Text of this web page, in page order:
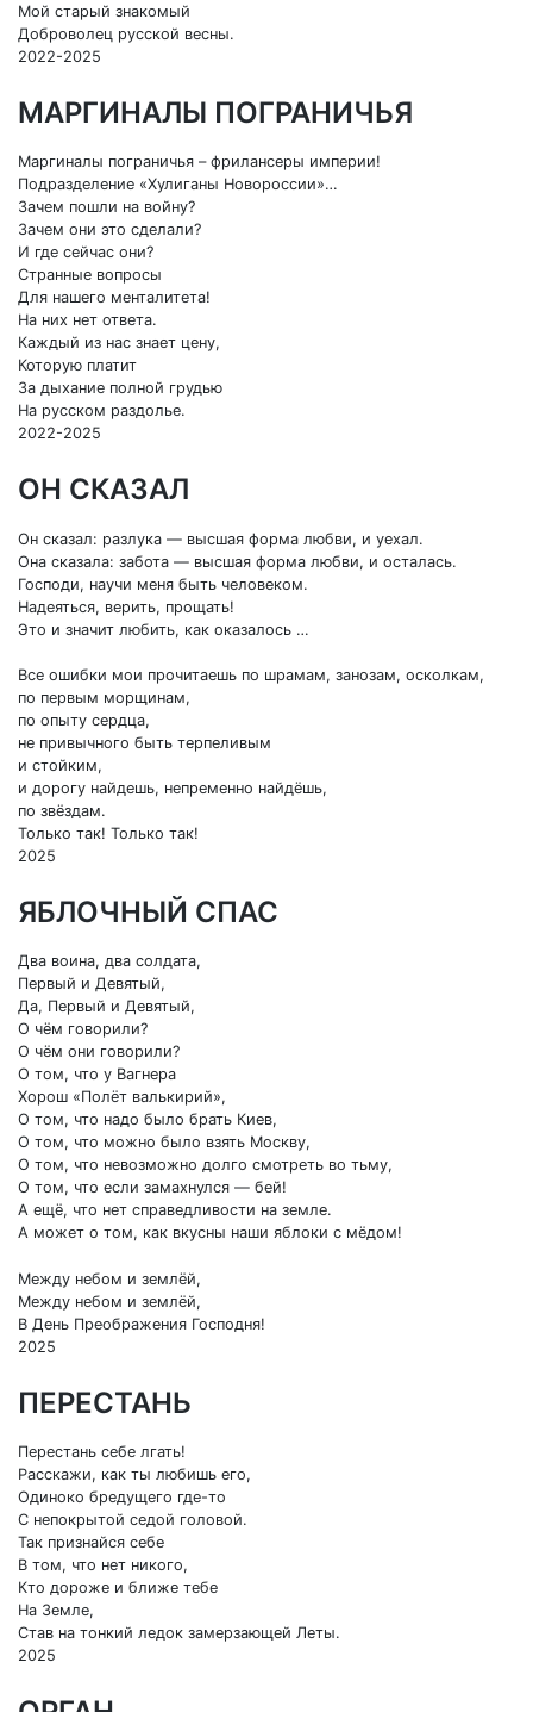
Мой старый знакомый
Доброволец русской весны.
2022-2025
МАРГИНАЛЫ ПОГРАНИЧЬЯ
Маргиналы пограничья – фрилансеры империи!
Подразделение «Хулиганы Новороссии»…
Зачем пошли на войну?
Зачем они это сделали?
И где сейчас они?
Странные вопросы
Для нашего менталитета!
На них нет ответа.
Каждый из нас знает цену,
Которую платит
За дыхание полной грудью
На русском раздолье.
2022-2025
ОН СКАЗАЛ
Он сказал: разлука — высшая форма любви, и уехал.
Она сказала: забота — высшая форма любви, и осталась.
Господи, научи меня быть человеком.
Надеяться, верить, прощать!
Это и значит любить, как оказалось …
Все ошибки мои прочитаешь по шрамам, занозам, осколкам,
по первым морщинам,
по опыту сердца,
не привычного быть терпеливым
и стойким,
и дорогу найдешь, непременно найдёшь,
по звёздам.
Только так! Только так!
2025
ЯБЛОЧНЫЙ СПАС
Два воина, два солдата,
Первый и Девятый,
Да, Первый и Девятый,
О чём говорили?
О чём они говорили?
О том, что у Вагнера
Хорош «Полёт валькирий»,
О том, что надо было брать Киев,
О том, что можно было взять Москву,
О том, что невозможно долго смотреть во тьму,
О том, что если замахнулся — бей!
А ещё, что нет справедливости на земле.
А может о том, как вкусны наши яблоки с мёдом!
Между небом и землёй,
Между небом и землёй,
В День Преображения Господня!
2025
ПЕРЕСТАНЬ
Перестань себе лгать!
Расскажи, как ты любишь его,
Одиноко бредущего где-то
С непокрытой седой головой.
Так признайся себе
В том, что нет никого,
Кто дороже и ближе тебе
На Земле,
Став на тонкий ледок замерзающей Леты.
2025